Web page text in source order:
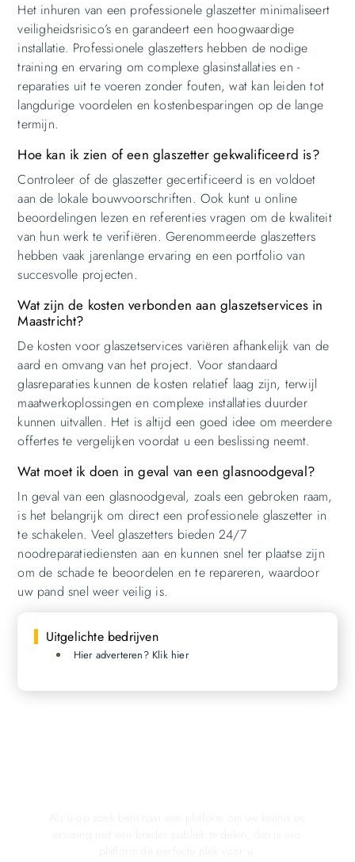
Het inhuren van een professionele glaszetter minimaliseert
veiligheidsrisico’s en garandeert een hoogwaardige
installatie. Professionele glaszetters hebben de nodige
training en ervaring om complexe glasinstallaties en -
reparaties uit te voeren zonder fouten, wat kan leiden tot
langdurige voordelen en kostenbesparingen op de lange
termijn.
Hoe kan ik zien of een glaszetter gekwalificeerd is?
Controleer of de glaszetter gecertificeerd is en voldoet
aan de lokale bouwvoorschriften. Ook kunt u online
beoordelingen lezen en referenties vragen om de kwaliteit
van hun werk te verifiëren. Gerenommeerde glaszetters
hebben vaak jarenlange ervaring en een portfolio van
succesvolle projecten.
Wat zijn de kosten verbonden aan glaszetservices in
Maastricht?
De kosten voor glaszetservices variëren afhankelijk van de
aard en omvang van het project. Voor standaard
glasreparaties kunnen de kosten relatief laag zijn, terwijl
maatwerkoplossingen en complexe installaties duurder
kunnen uitvallen. Het is altijd een goed idee om meerdere
offertes te vergelijken voordat u een beslissing neemt.
Wat moet ik doen in geval van een glasnoodgeval?
In geval van een glasnoodgeval, zoals een gebroken raam,
is het belangrijk om direct een professionele glaszetter in
te schakelen. Veel glaszetters bieden 24/7
noodreparatiediensten aan en kunnen snel ter plaatse zijn
om de schade te beoordelen en te repareren, waardoor
uw pand snel weer veilig is.
Uitgelichte bedrijven
Hier adverteren? Klik hier